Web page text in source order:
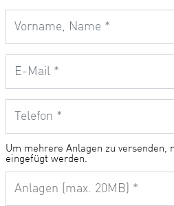
Um mehrere Anlagen zu versenden,
eingefügt werden.